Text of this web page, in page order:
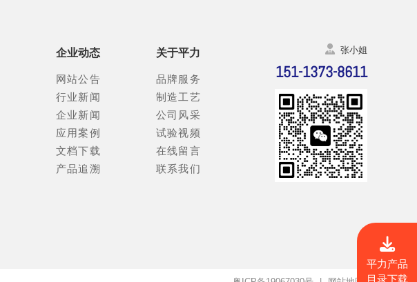
平力产品
目录下载
企业动态
网站公告
行业新闻
企业新闻
应用案例
文档下载
产品追溯
关于平力
品牌服务
制造工艺
公司风采
试验视频
在线留言
联系我们
张小姐
151-1373-8611